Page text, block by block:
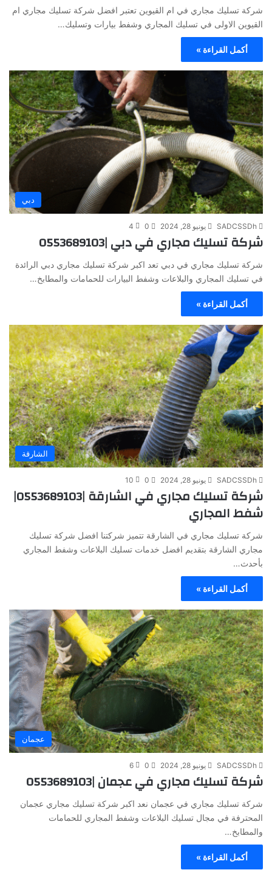
شركة تسليك مجاري في ام القيوين تعتبر افضل شركة تسليك مجاري ام
القيوين الاولى في تسليك المجاري وشفط بيارات وتسليك…
أكمل القراءة »
دبي
SADCSSDh يونيو 28, 2024 0
4
شركة تسليك مجاري في دبي |0553689103
شركة تسليك مجاري في دبي تعد اكبر شركة تسليك مجاري دبي الرائدة
في تسليك المجاري والبلاعات وشفط البيارات للحمامات والمطابخ…
أكمل القراءة »
الشارقة
SADCSSDh يونيو 28, 2024 0
10
شركة تسليك مجاري في الشارقة |0553689103|
شفط المجاري
شركة تسليك مجاري في الشارقة تتميز شركتنا افضل شركة تسليك
مجاري الشارقة بتقديم افضل خدمات تسليك البلاعات وشفط المجاري
بأحدث…
أكمل القراءة »
عجمان
SADCSSDh يونيو 28, 2024 0
6
شركة تسليك مجاري في عجمان |0553689103
شركة تسليك مجاري في عجمان نعد اكبر شركة تسليك مجاري عجمان
المحترفة في مجال تسليك البلاعات وشفط المجاري للحمامات
والمطابخ…
أكمل القراءة »